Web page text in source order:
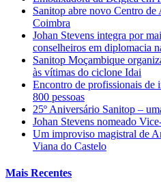
Sanitop abre novo Centro
Coimbra
Johan Stevens integra por
conselheiros em diplomacia
Sanitop Moçambique
às vítimas do ciclone Idai
Encontro de profissionais de
800 pessoas
25º Aniversário Sanitop –
Johan Stevens nomeado
Um improviso magistral de
Viana do Castelo
Mais Recentes